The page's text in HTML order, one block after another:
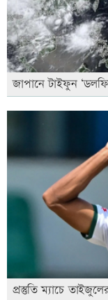
জাপানে টাইফুন
প্রস্তুতি ম্যাচে